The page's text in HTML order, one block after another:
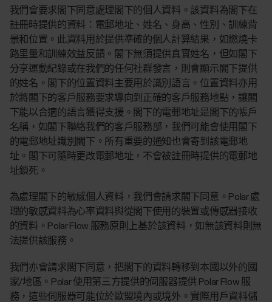
我們會要求閣下同意處理閣下的個人資料。該資料為閣下在
註冊時提供的資料：電郵地址、姓名、身高、性別、訓練背
景和位置。此資料用於提供準確的個人計算結果，如燃燒卡
路里量和訓練效益反饋。閣下無須提供真實姓名，但如閣下
分享運動紀錄或在我們的任何社群發言，則會顯示閣下提供
的姓名。閣下的位置資料主要用於識別語言。位置資料亦用
於將閣下的客戶服務要求導向到正確的客戶服務地點，讓閣
下能以合適的語言獲得支援。閣下的電郵地址是閣下的帳戶
名稱，如閣下聯絡我們的客戶服務部，我們可能會使用閣下
的電郵地址識別閣下。所有重要的通知也會寄到該電郵地
址。閣下可隨時更改電郵地址，不會被註冊時提供的電郵地
址鎖死。
為處理閣下的敏感個人資料，我們會請求閣下同意。Polar 處
理的敏感資料為心率資料與從閣下使用的裝置或傳感器接收
的資料。Polar Flow 服務原則上基於該資料，如無該資料則無
法提供該服務。
我們亦會請求閣下同意，把閣下的資料轉移到本國以外的國
家/地區。Polar 使用第三方提供的伺服器提供 Polar Flow 服
務，這些伺服器可能位於歐盟境內或境外。實際用戶資料儲